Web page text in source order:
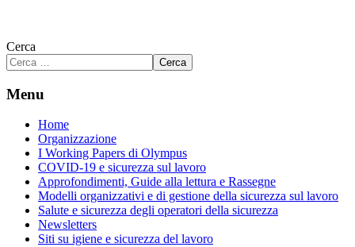
Cerca
Cerca
Menu
Home
Organizzazione
I Working Papers di Olympus
COVID-19 e sicurezza sul lavoro
Approfondimenti, Guide alla lettura e Rassegne
Modelli organizzativi e di gestione della sicurezza sul lavoro
Salute e sicurezza degli operatori della sicurezza
Newsletters
Siti su igiene e sicurezza del lavoro